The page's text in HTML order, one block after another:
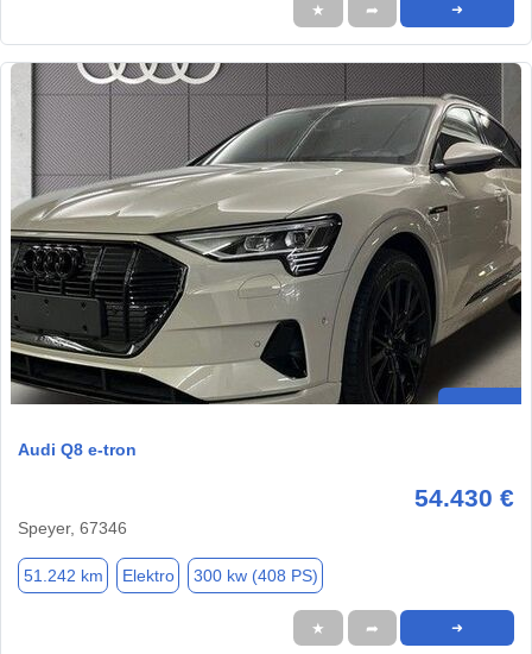
★ ➦ ➜
Audi Q8 e-tron
54.430 €
Speyer, 67346
51.242 km Elektro 300 kw (408 PS)
★ ➦ ➜